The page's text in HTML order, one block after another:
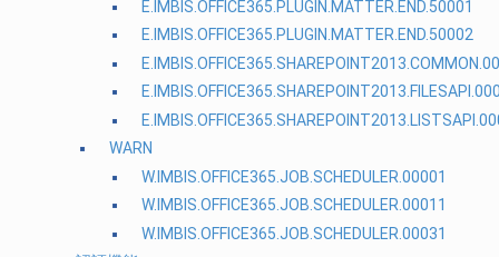
E.IMBIS.OFFICE365.PLUGIN.MATTER.END.50001
E.IMBIS.OFFICE365.PLUGIN.MATTER.END.50002
WARN
W.IMBIS.OFFICE365.JOB.SCHEDULER.00001
W.IMBIS.OFFICE365.JOB.SCHEDULER.00011
W.IMBIS.OFFICE365.JOB.SCHEDULER.00031